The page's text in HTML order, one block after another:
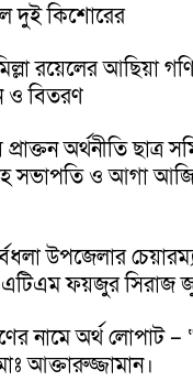
দুই কিশোরের
রয়েলের আছিয়া
ও বিতরণ
প্রাক্তন অর্থনীতি ছাত্র
সভাপতি ও আগা
উপজেলার
এটিএম ফয়জুর সিরাজ
নামে অর্থ লোপাট –
আক্তারুজ্জামান।